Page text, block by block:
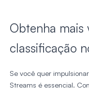
Obtenha mais
classificação
Se você quer
Streams é essencial.